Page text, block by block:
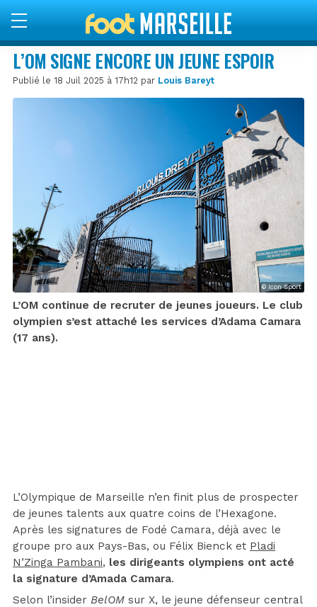
L’OM SIGNE ENCORE UN JEUNE ESPOIR
Publié le 18 Juil 2025 à 17h12 par Louis Bareyt
© Icon Sport
L’OM continue de recruter de jeunes joueurs. Le club
olympien s’est attaché les services d’Adama Camara
(17 ans).
L’Olympique de Marseille n’en finit plus de prospecter
de jeunes talents aux quatre coins de l’Hexagone.
Après les signatures de Fodé Camara, déjà avec le
groupe pro aux Pays-Bas, ou Félix Bienck et Pladi
N’Zinga Pambani, les dirigeants olympiens ont acté
la signature d’Amada Camara.
Selon l’insider BelOM sur X, le jeune défenseur central